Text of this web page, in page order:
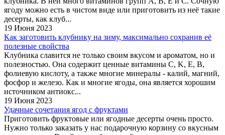
ягоду можно есть в чистом виде или приготовить из неё такие
десерты, как клуб...
19 Июня 2023
Как заготовить клубнику на зиму, максимально сохранив её
полезные свойства
Клубника славится не только своим вкусом и ароматом, но и
полезностью. Она содержит ценные витамины C, K, E, B,
фолиевую кислоту, а также многие минералы - калий, магний,
фосфор и железо. Как и многие ягоды, она является хорошим
источником антиокс...
19 Июня 2023
Удачные сочетания ягод с фруктами
Приготовить фруктовые или ягодные десерты очень просто.
Нужно только заказать у нас подарочную корзину со вкусным